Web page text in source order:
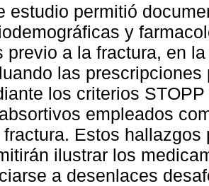
estudio permitió
y
previo a la fractura, en
las
los criterios
empleados
fractura. Estos
ilustrar los
a desenlaces